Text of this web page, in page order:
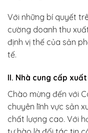
Với những bí quyết
cường doanh thu
định vị thế của sản
tế.
II. Nhà cung cấp
Chào mừng đến với
chuyên lĩnh vực sản
chất lượng cao. Với